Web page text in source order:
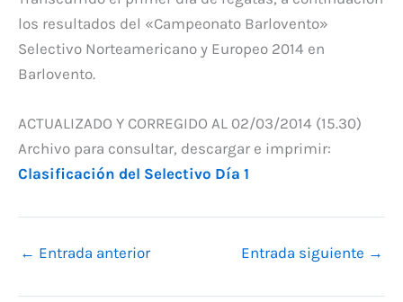
los resultados del «Campeonato Barlovento»
Selectivo Norteamericano y Europeo 2014 en
Barlovento.
ACTUALIZADO Y CORREGIDO AL 02/03/2014 (15.30)
Archivo para consultar, descargar e imprimir:
Clasificación del Selectivo Día 1
← Entrada anterior Entrada siguiente →